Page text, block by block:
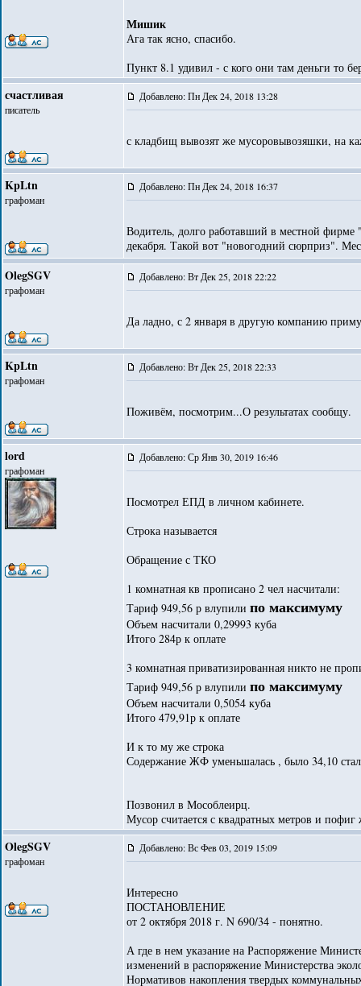
Мишик
Ага так ясно, спасибо.
Пункт 8.1 удивил - с кого они там деньги то
счастливая
писатель
Добавлено: Пн Дек 24, 2018 13:28
с кладбищ вывозят же мусоровывозяшки, на
KpLtn
графоман
Добавлено: Пн Дек 24, 2018 16:37
Водитель, долго работавший в местной
декабря. Такой вот "новогодний сюрприз".
OlegSGV
графоман
Добавлено: Вт Дек 25, 2018 22:22
Да ладно, с 2 января в другую компанию
KpLtn
графоман
Добавлено: Вт Дек 25, 2018 22:33
Поживём, посмотрим...О результатах сообщу.
lord
графоман
Добавлено: Ср Янв 30, 2019 16:46
Посмотрел ЕПД в личном кабинете.
Строка называется
Обращение с ТКО
1 комнатная кв прописано 2 чел насчитали:
Тариф 949,56 р влупили по максимуму
Объем насчитали 0,29993 куба
Итого 284р к оплате
3 комнатная приватизированная никто не
Тариф 949,56 р влупили по максимуму
Объем насчитали 0,5054 куба
Итого 479,91р к оплате
И к то му же строка
Содержание ЖФ уменьшалась , было 34,10
Позвонил в Мособлеирц.
Мусор считается с квадратных метров и
OlegSGV
графоман
Добавлено: Вс Фев 03, 2019 15:09
Интересно
ПОСТАНОВЛЕНИЕ
от 2 октября 2018 г. N 690/34 - понятно.
А где в нем указание на Распоряжение
изменений в распоряжение Министерства
Нормативов накопления твердых